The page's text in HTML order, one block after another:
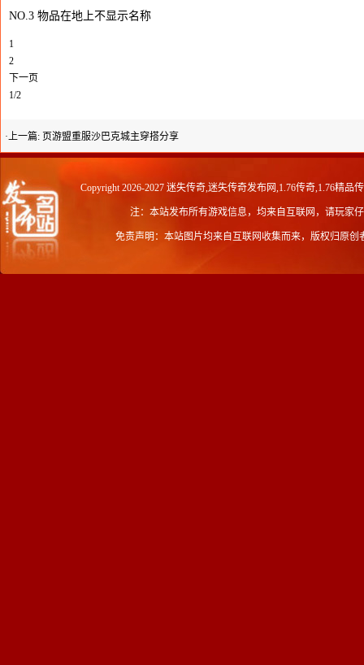
NO.3 物品在地上不显示名称
1
2
下一页
1/2
·上一篇: 页游盟重服沙巴克城主穿搭分享
Copyright 2026-2027 迷失传奇,迷失传奇发布网,1.76传奇,1.76精品
注：本站发布所有游戏信息，均来自互联网，请玩家
免责声明：本站图片均来自互联网收集而来，版权归原